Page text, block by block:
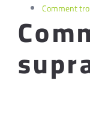
Comment